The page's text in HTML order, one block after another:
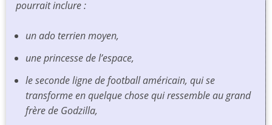
pourrait inclure :
un ado terrien moyen,
une princesse de l’espace,
le seconde ligne de football américain, qui se
transforme en quelque chose qui ressemble au grand
frère de Godzilla,